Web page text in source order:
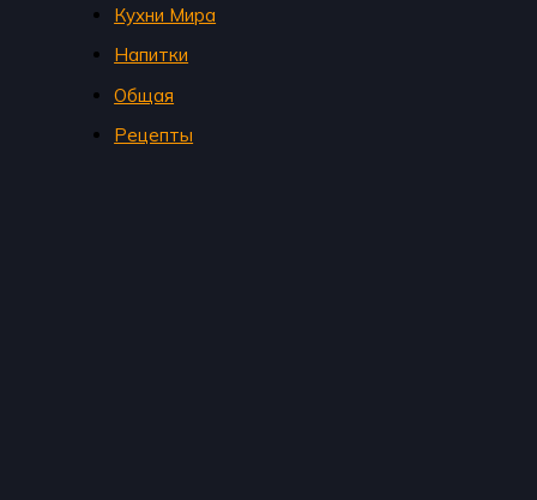
Кухни Мира
Напитки
Общая
Рецепты